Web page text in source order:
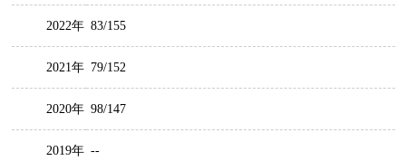
2022年 83/155
2021年 79/152
2020年 98/147
2019年 --